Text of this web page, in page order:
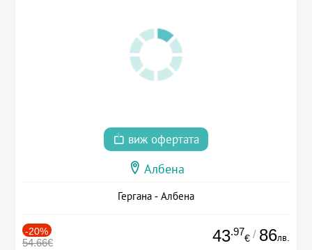
виж офертата
Албена
Гергана - Албена
-20%
54.66€ 43.97
€ / 86лв.